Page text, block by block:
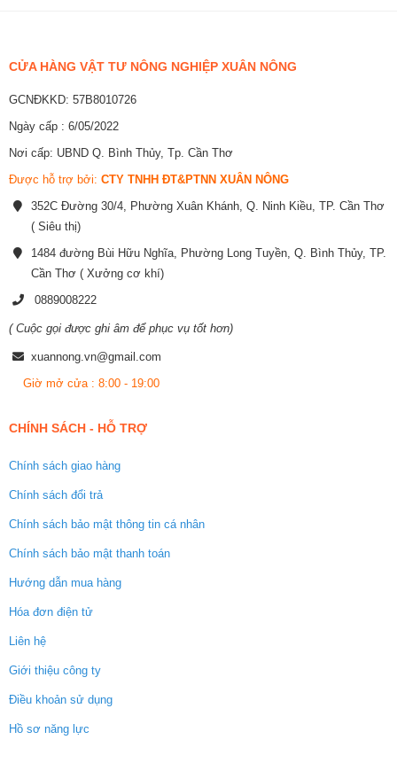
CỬA HÀNG VẬT TƯ NÔNG NGHIỆP XUÂN NÔNG
GCNĐKKD: 57B8010726
Ngày cấp : 6/05/2022
Nơi cấp: UBND Q. Bình Thủy, Tp. Cần Thơ
Được hỗ trợ bởi: CTY TNHH ĐT&PTNN XUÂN NÔNG
352C Đường 30/4, Phường Xuân Khánh, Q. Ninh Kiều, TP. Cần Thơ
( Siêu thị)
1484 đường Bùi Hữu Nghĩa, Phường Long Tuyền, Q. Bình Thủy, TP.
Cần Thơ ( Xưởng cơ khí)
0889008222
( Cuộc gọi được ghi âm để phục vụ tốt hơn)
xuannong.vn@gmail.com
Giờ mở cửa : 8:00 - 19:00
CHÍNH SÁCH - HỖ TRỢ
Chính sách giao hàng
Chính sách đổi trả
Chính sách bảo mật thông tin cá nhân
Chính sách bảo mật thanh toán
Hướng dẫn mua hàng
Hóa đơn điện tử
Liên hệ
Giới thiệu công ty
Điều khoản sử dụng
Hồ sơ năng lực